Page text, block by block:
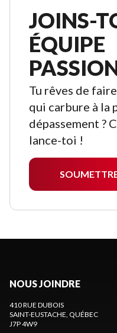
JOINS-
ÉQUIPE
Tu rêves de
qui carbure à la
dépassement ?
lance-toi !
NOUS JOINDRE
410 RUE DUBOIS
SAINT-EUSTACHE, QUÉBEC
J7P 4W9